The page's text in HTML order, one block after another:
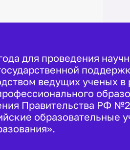
для проведения
ведущих ученых в
Правительства РФ
образовательные